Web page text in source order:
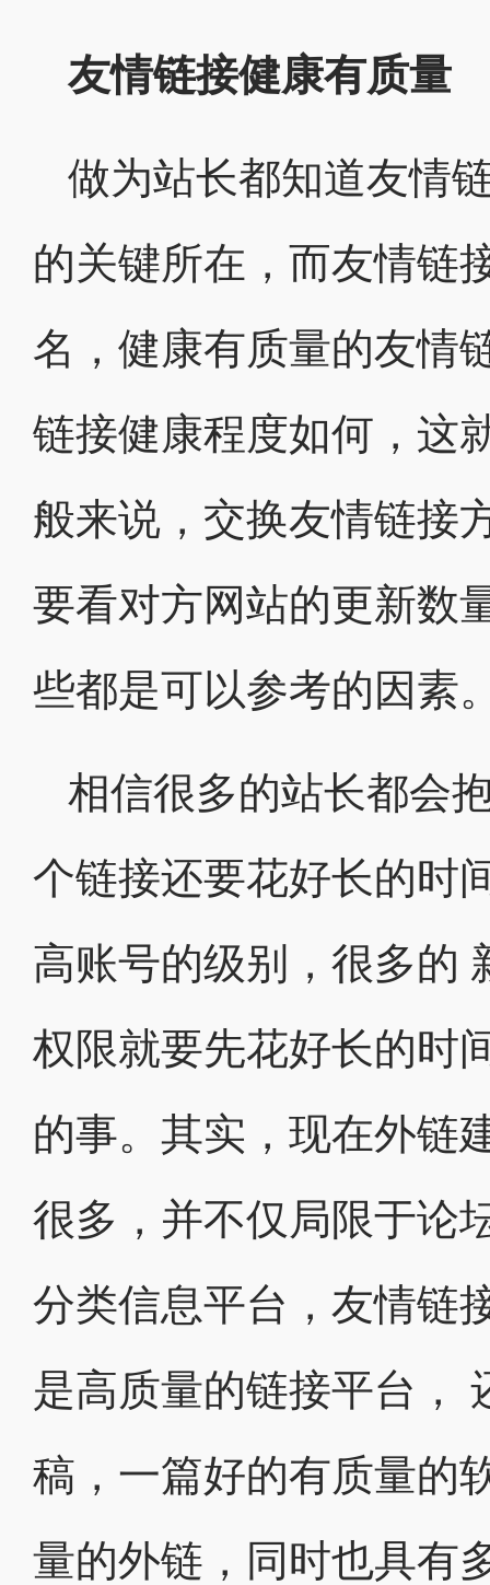
友情链接健康有质量
做为站长都知道友情
的关键所在，而友情链
名，健康有质量的友情
链接健康程度如何，这
般来说，交换友情链接
要看对方网站的更新数
些都是可以参考的因素
相信很多的站长都会
个链接还要花好长的时
高账号的级别，很多的
权限就要先花好长的时
的事。其实，现在外链
很多，并不仅局限于论
分类信息平台，友情链
是高质量的链接平台，
稿，一篇好的有质量的
量的外链，同时也具有